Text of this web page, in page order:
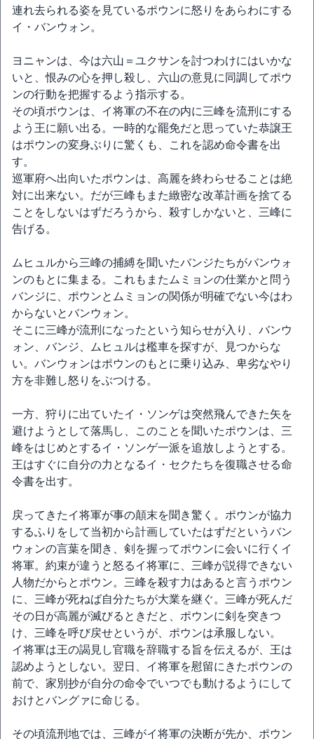
連れ去られる姿を見ているポウンに怒りをあらわにする
イ・バンウォン。
ヨニャンは、今は六山＝ユクサンを討つわけにはいかな
いと、恨みの心を押し殺し、六山の意見に同調してポウ
ンの行動を把握するよう指示する。
その頃ポウンは、イ将軍の不在の内に三峰を流刑にする
よう王に願い出る。一時的な罷免だと思っていた恭譲王
はポウンの変身ぶりに驚くも、これを認め命令書を出
す。
巡軍府へ出向いたポウンは、高麗を終わらせることは絶
対に出来ない。だが三峰もまた緻密な改革計画を捨てる
ことをしないはずだろうから、殺すしかないと、三峰に
告げる。
ムヒュルから三峰の捕縛を聞いたバンジたちがバンウォ
ンのもとに集まる。これもまたムミョンの仕業かと問う
バンジに、ポウンとムミョンの関係が明確でない今はわ
からないとバンウォン。
そこに三峰が流刑になったという知らせが入り、バンウ
ォン、バンジ、ムヒュルは檻車を探すが、見つからな
い。バンウォンはポウンのもとに乗り込み、卑劣なやり
方を非難し怒りをぶつける。
一方、狩りに出ていたイ・ソンゲは突然飛んできた矢を
避けようとして落馬し、このことを聞いたポウンは、三
峰をはじめとするイ・ソンゲ一派を追放しようとする。
王はすぐに自分の力となるイ・セクたちを復職させる命
令書を出す。
戻ってきたイ将軍が事の顛末を聞き驚く。ポウンが協力
するふりをして当初から計画していたはずだというバン
ウォンの言葉を聞き、剣を握ってポウンに会いに行くイ
将軍。約束が違うと怒るイ将軍に、三峰が説得できない
人物だからとポウン。三峰を殺す力はあると言うポウン
に、三峰が死ねば自分たちが大業を継ぐ。三峰が死んだ
その日が高麗が滅びるときだと、ポウンに剣を突きつ
け、三峰を呼び戻せというが、ポウンは承服しない。
イ将軍は王の謁見し官職を辞職する旨を伝えるが、王は
認めようとしない。翌日、イ将軍を慰留にきたポウンの
前で、家別抄が自分の命令でいつでも動けるようにして
おけとバングァに命じる。
その頃流刑地では、三峰がイ将軍の決断が先か、ポウン